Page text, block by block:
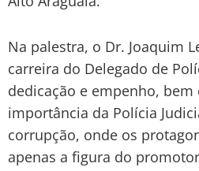
Na palestra, o Dr. Joaquim
carreira do Delegado de
dedicação e empenho,
importância da Polícia
corrupção, onde os
apenas a figura do